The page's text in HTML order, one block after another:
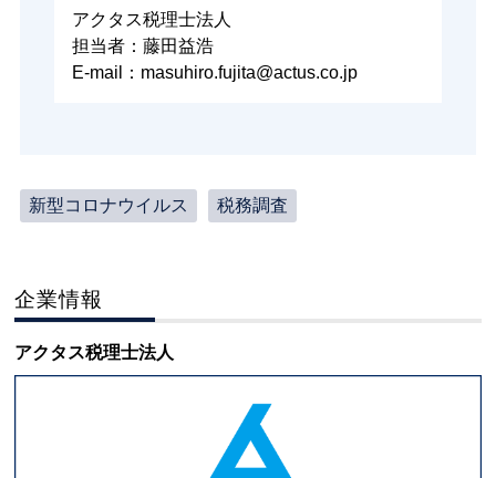
アクタス税理士法人
担当者：藤田益浩
E-mail：masuhiro.fujita@actus.co.jp
新型コロナウイルス 税務調査
企業情報
アクタス税理士法人